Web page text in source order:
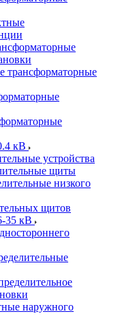
кВ
устройства
щиты
низкого
щитов
35 кВ
наружного